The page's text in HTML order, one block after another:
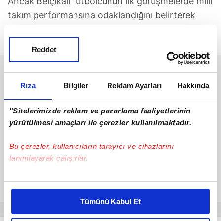
Rıza Bilgiler Reklam Ayarları Hakkında
"Sitelerimizde reklam ve pazarlama faaliyetlerinin
yürütülmesi amaçları ile çerezler kullanılmaktadır.
Bu çerezler, kullanıcıların tarayıcı ve cihazlarını
tanımlayarak çalışırlar.
Bu çerezlere izin vermeniz halinde sizlere özel
daha iyi reklam deneyimi yaşatabiliriz. Bunu yaparken
amacımızın size daha iyi bir reklam deneyimi sunmak
Tümünü Kabul Et
Reddet
takım performansına odaklandığını belirterek
ettiği ifade edildi.